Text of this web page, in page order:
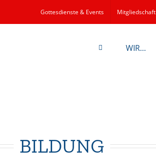
Gottesdienste & Events Mitgliedschaft
WIR…
BILDUNG